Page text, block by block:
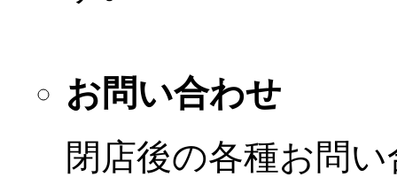
お問い合わせ
閉店後の各種お問